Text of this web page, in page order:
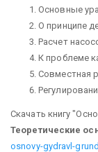
Основные
О принципе
Расчет
К проблеме
Совместная
Скачать книгу
Теоретические
osnovy-gydravl-